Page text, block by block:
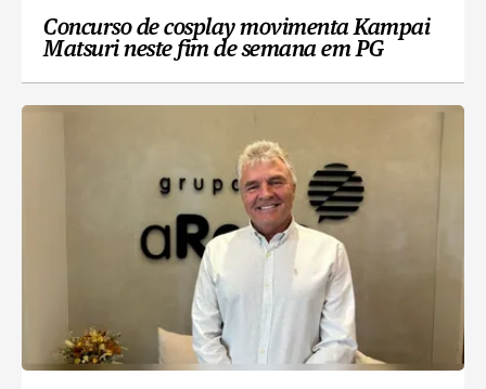
Concurso de cosplay movimenta Kampai
Matsuri neste fim de semana em PG